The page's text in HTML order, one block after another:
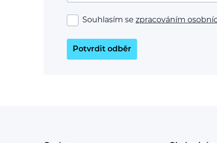
Souhlasím se zpracováním
Potvrdit odběr